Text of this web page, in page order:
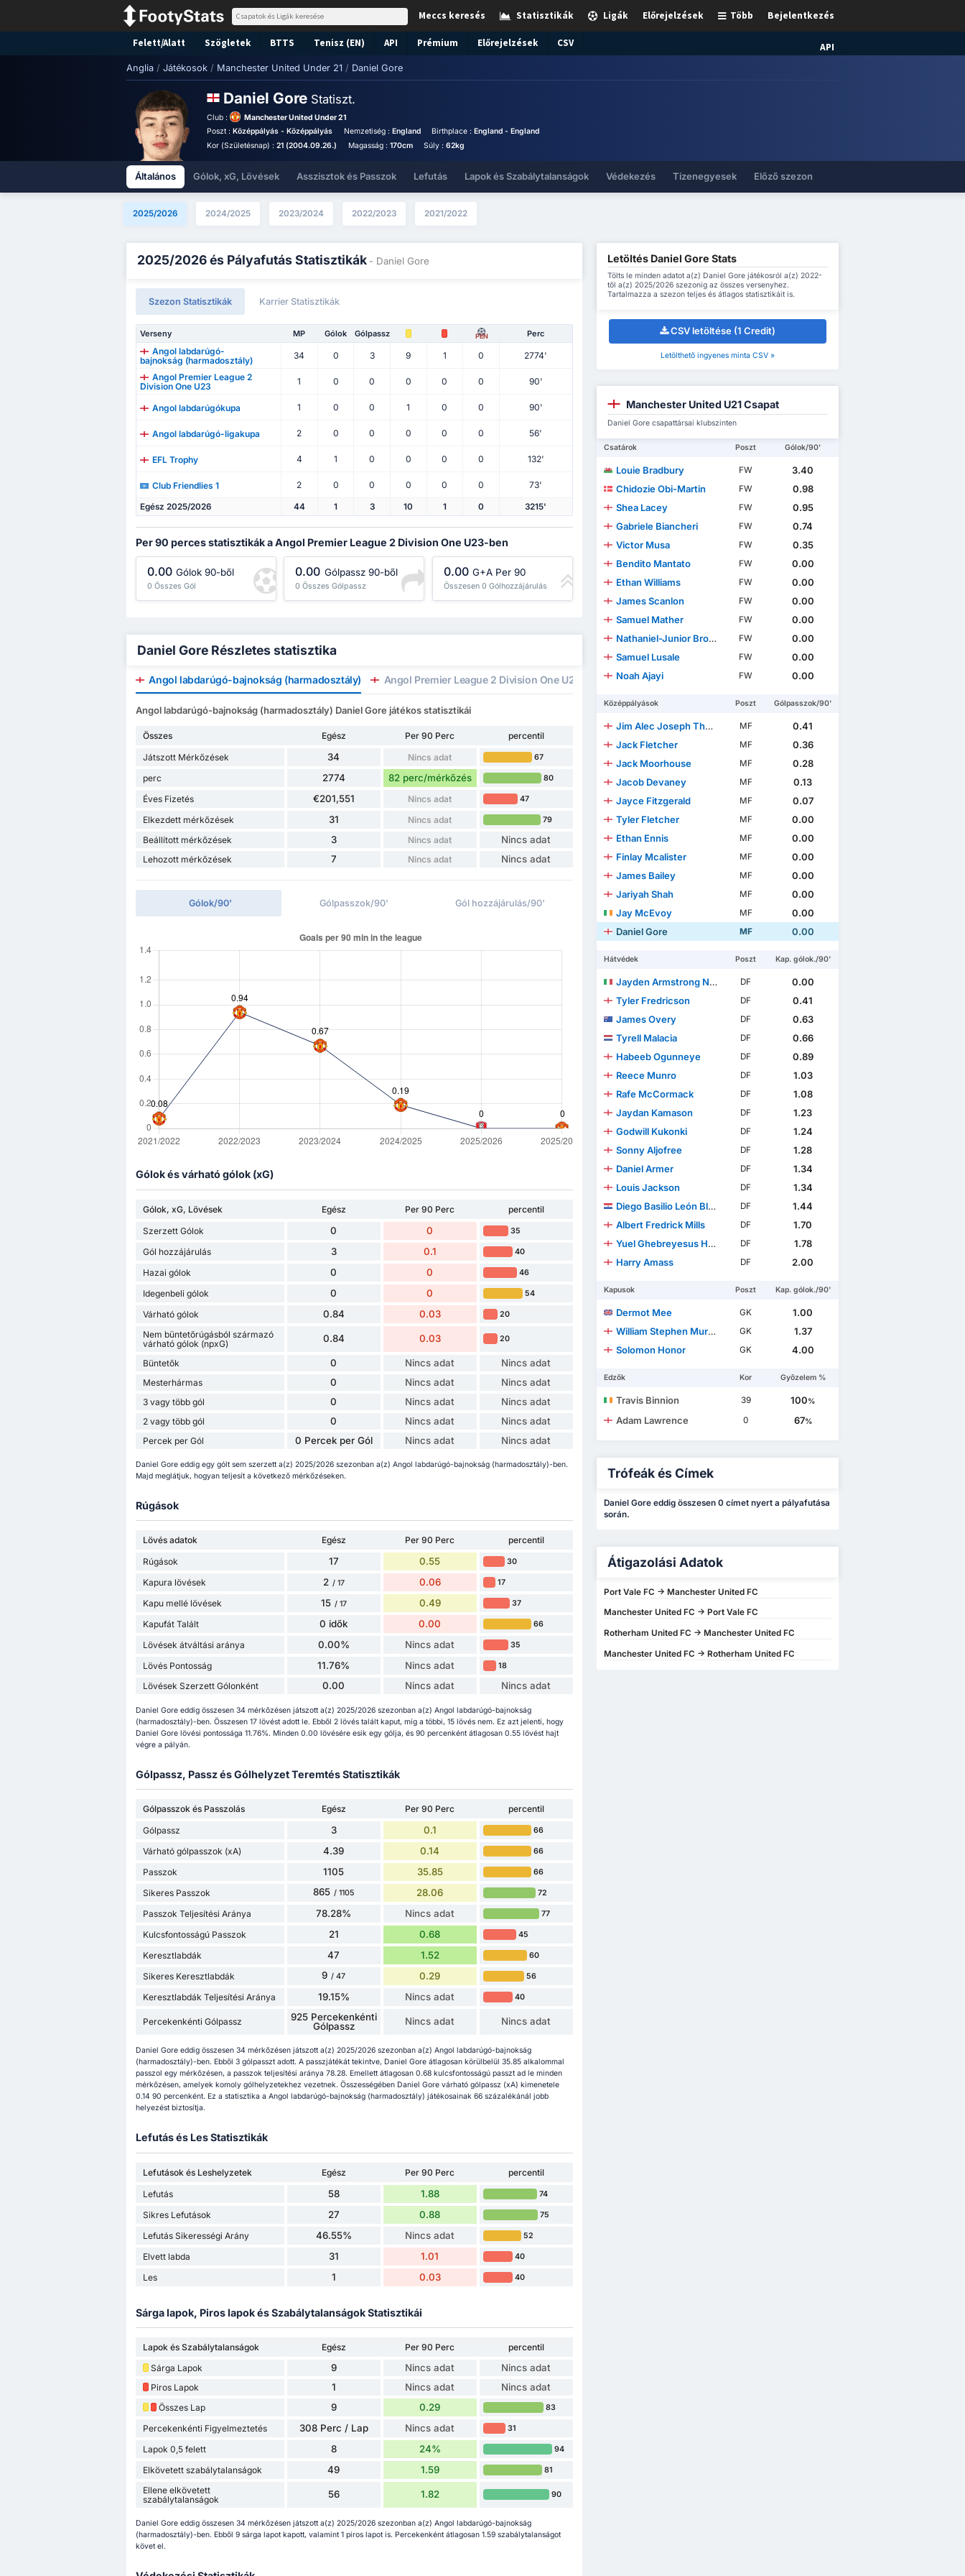
Bejelentkezés
Több
Előrejelzések
Ligák
Statisztikák
Meccs keresés
API
Felett/Alatt Szögletek BTTS Tenisz (EN) API Prémium Előrejelzések CSV
Anglia / Játékosok / Manchester United Under 21 / Daniel Gore
Daniel Gore Statiszt.
Club :
Manchester United Under 21
Poszt :Középpályás - Középpályás Nemzetiség : England Birthplace :England - England
Kor (Születésnap) :21 (2004.09.26.) Magasság : 170cm Súly :62kg
Általános Gólok, xG, Lövések Asszisztok és Passzok Lefutás Lapok és Szabálytalanságok Védekezés Tizenegyesek Előző szezon
2025/2026 2024/2025 2023/2024 2022/2023 2021/2022
2025/2026 és Pályafutás Statisztikák - Daniel Gore
Szezon Statisztikák Karrier Statisztikák
Verseny MP Gólok Gólpassz PEN Perc
Angol labdarúgó-
bajnokság (harmadosztály)
34 0 3 9 1 0
2774'
Angol Premier League 2
Division One U23
1 0 0 0 0 0 90'
Angol labdarúgókupa 1 0 0 1 0 0 90'
Angol labdarúgó-ligakupa 2 0 0 0 0 0 56'
EFL Trophy 4 1 0 0 0 0 132'
Club Friendlies 1 2 0 0 0 0 0 73'
Egész 2025/2026 44 1 3 10 1 0 3215'
Per 90 perces statisztikák a Angol Premier League 2 Division One U23-ben
0.00 Gólok 90-ből
0 Összes Gól
0.00 Gólpassz 90-ből
0 Összes Gólpassz
0.00 G+A Per 90
Összesen 0 Gólhozzájárulás
Daniel Gore Részletes statisztika
Angol labdarúgó-bajnokság (harmadosztály) Angol Premier League 2 Division One U23 Angol labdarúgókupa Angol labdarúgó-ligakupa
Angol labdarúgó-bajnokság (harmadosztály) Daniel Gore játékos statisztikái
Összes Egész Per 90 Perc
percentil
Játszott Mérkőzések
34 Nincs adat 67
perc 2774 82 perc/mérkőzés 80
Éves Fizetés €201,551 Nincs adat 47
Elkezdett mérkőzések 31 Nincs adat 79
Beállított mérkőzések 3 Nincs adat Nincs adat
Lehozott mérkőzések 7 Nincs adat Nincs adat
Gólok/90' Gólpasszok/90' Gól hozzájárulás/90'
Gólok és várható gólok (xG)
Gólok, xG, Lövések Egész Per 90 Perc
percentil
Szerzett Gólok
0 0 35
Gól hozzájárulás 3 0.1 40
Hazai gólok 0 0 46
Idegenbeli gólok 0 0 54
Várható gólok 0.84 0.03 20
Nem büntetőrúgásból származó
várható gólok (npxG)
0.84 0.03 20
Büntetők 0 Nincs adat Nincs adat
Mesterhármas 0 Nincs adat Nincs adat
3 vagy több gól 0 Nincs adat Nincs adat
2 vagy több gól 0 Nincs adat Nincs adat
Percek per Gól 0 Percek per Gól Nincs adat Nincs adat
Daniel Gore eddig egy gólt sem szerzett a(z) 2025/2026 szezonban a(z) Angol labdarúgó-bajnokság (harmadosztály)-ben.
Majd meglátjuk, hogyan teljesít a következő mérkőzéseken.
Rúgások
Lövés adatok Egész Per 90 Perc
percentil
Rúgások
17 0.55 30
Kapura lövések 2 / 17 0.06 17
Kapu mellé lövések 15 / 17 0.49 37
Kapufát Talált 0 idők 0.00 66
Lövések átváltási aránya 0.00% Nincs adat 35
Lövés Pontosság 11.76% Nincs adat 18
Lövések Szerzett Gólonként 0.00 Nincs adat Nincs adat
Daniel Gore eddig összesen 34 mérkőzésen játszott a(z) 2025/2026 szezonban a(z) Angol labdarúgó-bajnokság
(harmadosztály)-ben. Összesen 17 lövést adott le. Ebből 2 lövés talált kaput, míg a többi, 15 lövés nem. Ez azt jelenti, hogy
Daniel Gore lövési pontossága 11.76%. Minden 0.00 lövésére esik egy gólja, és 90 percenként átlagosan 0.55 lövést hajt
végre a pályán.
Gólpassz, Passz és Gólhelyzet Teremtés Statisztikák
Gólpasszok és Passzolás Egész Per 90 Perc
percentil
Gólpassz
3 0.1 66
Várható gólpasszok (xA) 4.39 0.14 66
Passzok 1105 35.85 66
Sikeres Passzok 865 / 1105 28.06 72
Passzok Teljesítési Aránya 78.28% Nincs adat 77
Kulcsfontosságú Passzok 21 0.68 45
Keresztlabdák 47 1.52 60
Sikeres Keresztlabdák 9 / 47 0.29 56
Keresztlabdák Teljesítési Aránya 19.15% Nincs adat 40
Percekenkénti Gólpassz
925 Percekenkénti
Gólpassz
Nincs adat Nincs adat
Daniel Gore eddig összesen 34 mérkőzésen játszott a(z) 2025/2026 szezonban a(z) Angol labdarúgó-bajnokság
(harmadosztály)-ben. Ebből 3 gólpasszt adott. A passzjátékát tekintve, Daniel Gore átlagosan körülbelül 35.85 alkalommal
passzol egy mérkőzésen, a passzok teljesítési aránya 78.28. Emellett átlagosan 0.68 kulcsfontosságú passzt ad le minden
mérkőzésen, amelyek komoly gólhelyzetekhez vezetnek. Összességében Daniel Gore várható gólpassz (xA) kimenetele
0.14 90 percenként. Ez a statisztika a Angol labdarúgó-bajnokság (harmadosztály) játékosainak 66 százalékánál jobb
helyezést biztosítja.
Lefutás és Les Statisztikák
Lefutások és Leshelyzetek Egész Per 90 Perc
percentil
Lefutás
58 1.88 74
Sikres Lefutások 27 0.88 75
Lefutás Sikerességi Arány 46.55% Nincs adat 52
Elvett labda 31 1.01 40
Les 1 0.03 40
Sárga lapok, Piros lapok és Szabálytalanságok Statisztikái
Lapok és Szabálytalanságok Egész Per 90 Perc
percentil
Sárga Lapok
9 Nincs adat Nincs adat
Piros Lapok 1 Nincs adat Nincs adat
Összes Lap 9 0.29 83
Percekenkénti Figyelmeztetés 308 Perc / Lap Nincs adat 31
Lapok 0,5 felett 8 24% 94
Elkövetett szabálytalanságok 49 1.59 81
Ellene elkövetett
szabálytalanságok
56 1.82 90
Daniel Gore eddig összesen 34 mérkőzésen játszott a(z) 2025/2026 szezonban a(z) Angol labdarúgó-bajnokság
(harmadosztály)-ben. Ebből 9 sárga lapot kapott, valamint 1 piros lapot is. Percekenként átlagosan 1.59 szabálytalanságot
követ el.
Letöltés Daniel Gore Stats
Tölts le minden adatot a(z) Daniel Gore játékosról a(z) 2022-
től a(z) 2025/2026 szezonig az összes versenyhez.
Tartalmazza a szezon teljes és átlagos statisztikáit is.
CSV letöltése (1 Credit)
Letölthető ingyenes minta CSV »
Manchester United U21 Csapat
Daniel Gore csapattársai klubszinten
Csatárok Poszt Gólok/90'
Louie Bradbury FW
3.40
Chidozie Obi-Martin
FW
0.98
Shea Lacey
FW
0.95
Gabriele Biancheri
FW
0.74
Victor Musa
FW
0.35
Bendito Mantato
FW
0.00
Ethan Williams
FW
0.00
James Scanlon
FW
0.00
Samuel Mather
FW
0.00
Nathaniel-Junior Brown
FW
0.00
Samuel Lusale
FW
0.00
Noah Ajayi
FW 0.00
Középpályások Poszt Gólpasszok/90'
Jim Alec Joseph Thwaites MF
0.41
Jack Fletcher
MF
0.36
Jack Moorhouse
MF
0.28
Jacob Devaney
MF
0.13
Jayce Fitzgerald
MF
0.07
Tyler Fletcher
MF
0.00
Ethan Ennis
MF
0.00
Finlay Mcalister
MF
0.00
James Bailey
MF
0.00
Jariyah Shah
MF
0.00
Jay McEvoy
MF
0.00
Daniel Gore
MF 0.00
Hátvédek Poszt Kap. gólok./90'
Jayden Armstrong Ngwashi Chinjie DF
0.00
Tyler Fredricson
DF
0.41
James Overy
DF
0.63
Tyrell Malacia
DF
0.66
Habeeb Ogunneye
DF
0.89
Reece Munro
DF
1.03
Rafe McCormack
DF
1.08
Jaydan Kamason
DF
1.23
Godwill Kukonki
DF
1.24
Sonny Aljofree
DF
1.28
Daniel Armer
DF
1.34
Louis Jackson
DF
1.34
Diego Basilio León Blanco
DF
1.44
Albert Fredrick Mills
DF
1.70
Yuel Ghebreyesus Helafu
DF
1.78
Harry Amass
DF 2.00
Kapusok Poszt Kap. gólok./90'
Dermot Mee GK
1.00
William Stephen Murdock
GK
1.37
Solomon Honor
GK 4.00
Edzők Kor Győzelem %
Travis Binnion 39 100%
Adam Lawrence 0 67%
Trófeák és Címek
Daniel Gore eddig összesen 0 címet nyert a pályafutása
során.
Átigazolási Adatok
Port Vale FC -> Manchester United FC
Manchester United FC -> Port Vale FC
Rotherham United FC -> Manchester United FC
Manchester United FC -> Rotherham United FC